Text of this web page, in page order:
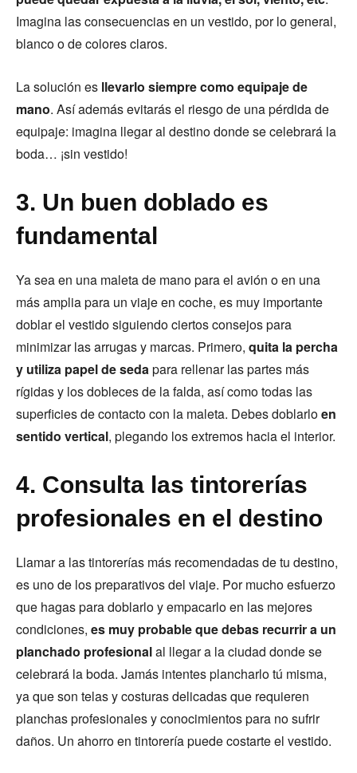
Imagina las consecuencias en un vestido, por lo general,
blanco o de colores claros.
La solución es llevarlo siempre como equipaje de
mano. Así además evitarás el riesgo de una pérdida de
equipaje: imagina llegar al destino donde se celebrará la
boda… ¡sin vestido!
3. Un buen doblado es
fundamental
Ya sea en una maleta de mano para el avión o en una
más amplia para un viaje en coche, es muy importante
doblar el vestido siguiendo ciertos consejos para
minimizar las arrugas y marcas. Primero, quita la percha
y utiliza papel de sedapara rellenar las partes más
rígidas y los dobleces de la falda, así como todas las
superficies de contacto con la maleta. Debes doblarloen
sentido vertical, plegando los extremos hacia el interior.
4. Consulta las tintorerías
profesionales en el destino
Llamar a las tintorerías más recomendadas de tu destino,
es uno de los preparativos del viaje. Por mucho esfuerzo
que hagas para doblarlo y empacarlo en las mejores
condiciones, es muy probable que debas recurrir a un
planchado profesionalal llegar a la ciudad donde se
celebrará la boda. Jamás intentes plancharlo tú misma,
ya que son telas y costuras delicadas que requieren
planchas profesionales y conocimientos para no sufrir
daños. Un ahorro en tintorería puede costarte el vestido.